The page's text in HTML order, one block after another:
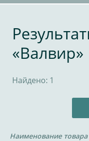
«Валвир»
Найдено: 1
Наименование товара